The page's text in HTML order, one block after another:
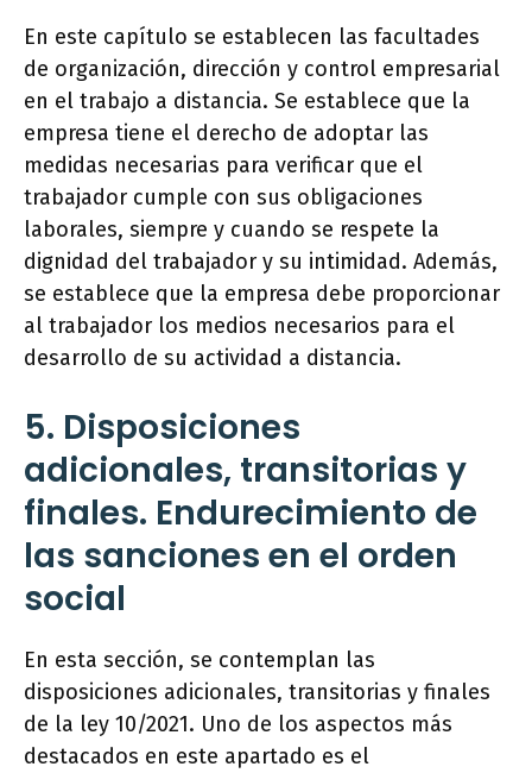
En este capítulo se establecen las facultades
de organización, dirección y control empresarial
en el trabajo a distancia. Se establece que la
empresa tiene el derecho de adoptar las
medidas necesarias para verificar que el
trabajador cumple con sus obligaciones
laborales, siempre y cuando se respete la
dignidad del trabajador y su intimidad. Además,
se establece que la empresa debe proporcionar
al trabajador los medios necesarios para el
desarrollo de su actividad a distancia.
5. Disposiciones
adicionales, transitorias y
finales. Endurecimiento de
las sanciones en el orden
social
En esta sección, se contemplan las
disposiciones adicionales, transitorias y finales
de la ley 10/2021. Uno de los aspectos más
destacados en este apartado es el